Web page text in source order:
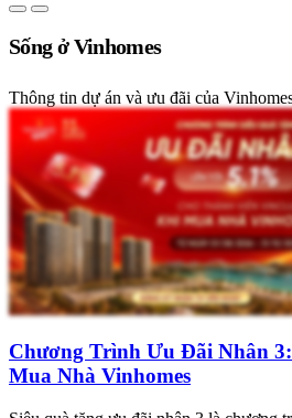
Sống ở Vinhomes
Thông tin dự án và ưu đãi của
Chương Trình Ưu Đãi Nhân
Mua Nhà Vinhomes